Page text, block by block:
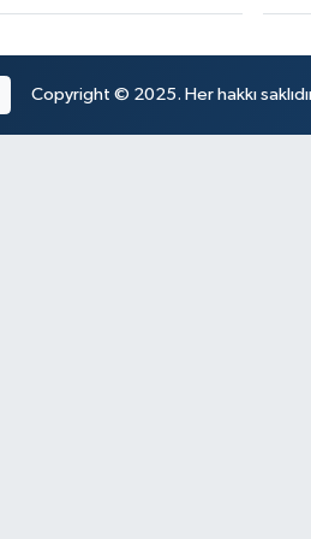
Copyright © 2025. Her hakkı